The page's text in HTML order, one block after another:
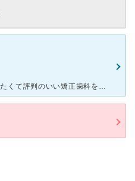
子供の歯並びが気になり、比較したくて評判のいい矯正歯科を受診しました。 レントゲンで、しっかりと子供の歯の状態を観ていただき、もともと一本永久歯が無いという事がわかり、とてもためになりました。 ま